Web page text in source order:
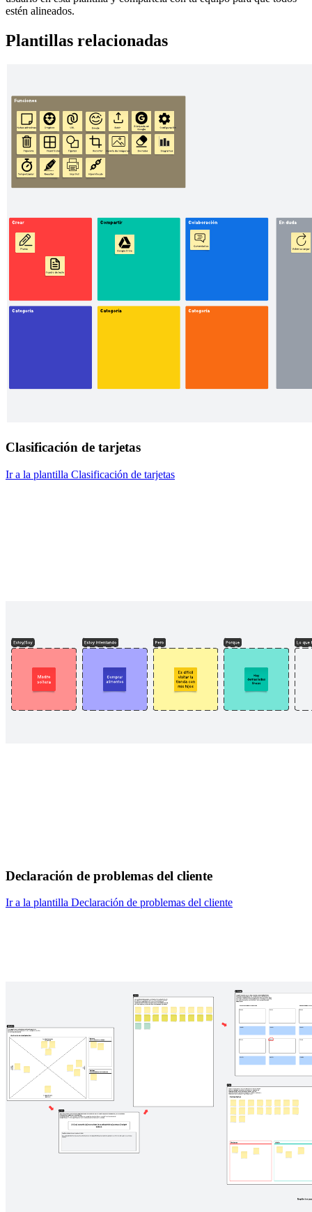
estén alineados.
Plantillas relacionadas
Clasificación de tarjetas
Ir a la plantilla Clasificación de tarjetas
Declaración de problemas del cliente
Ir a la plantilla Declaración de problemas del cliente